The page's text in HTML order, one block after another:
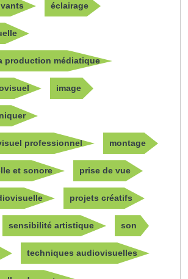
éclairage
production médiatique
image
professionnel montage
et sonore prise de vue
projets créatifs
sensibilité artistique son
techniques audiovisuelles